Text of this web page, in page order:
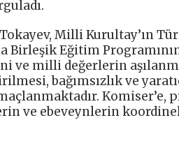
Milli Kurultay’ın
Birleşik Eğitim
ve milli değerlerin
bağımsızlık ve
Komiser’e,
ve ebeveynlerin koordineli